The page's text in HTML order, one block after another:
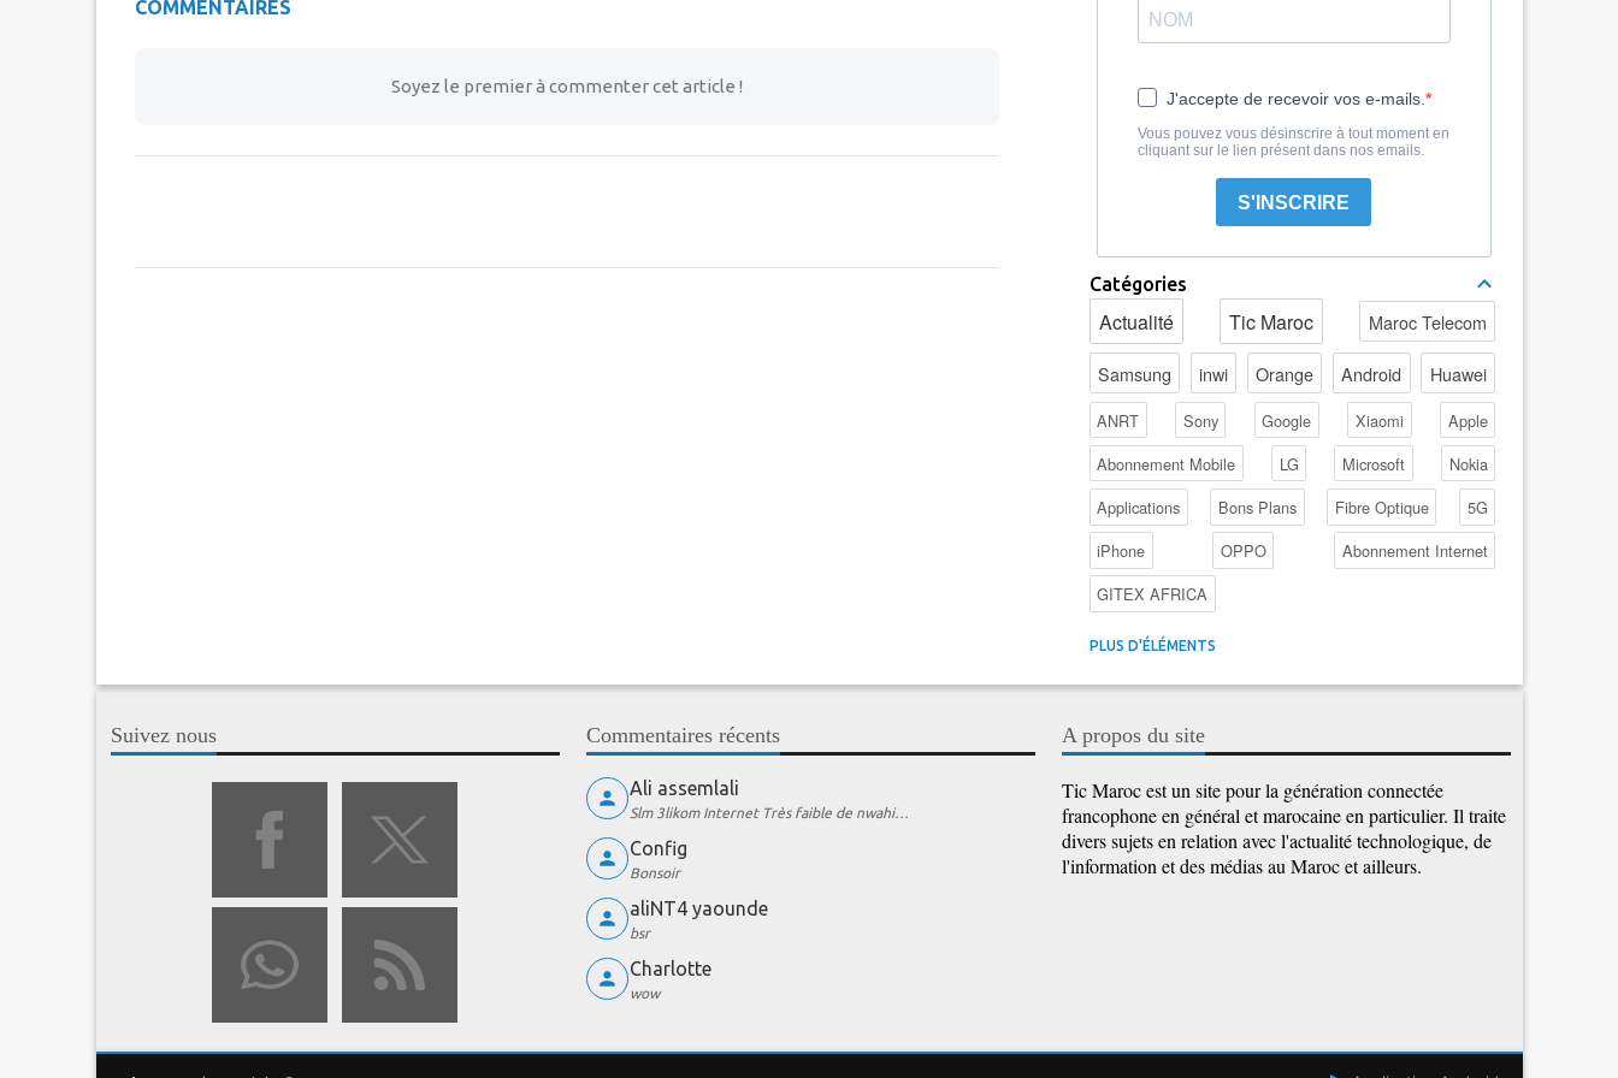
COMMENTAIRES
Soyez le premier à commenter cet article !
J'accepte de recevoir vos e-mails.
Vous pouvez vous désinscrire à tout moment en
cliquant sur le lien présent dans nos emails.
S'INSCRIRE
Catégories
Actualité Tic Maroc Maroc Telecom
Samsung inwi Orange Android Huawei
ANRT Sony Google Xiaomi
Apple
Abonnement Mobile
LG Microsoft
Nokia
Applications
Bons Plans Fibre Optique
5G
iPhone
OPPO
Abonnement Internet
GITEX AFRICA
4G au Maroc
Intelligence Artificielle
Cybersécurité
Promotions Maroc Telecom
PLUS D'ÉLÉMENTS
Suivez nous Commentaires récents
Ali assemlali
Slm 3likom Internet Très faible de nwahi…
Config
Bonsoir
aliNT4 yaounde
bsr
Charlotte
wow
A propos du site
Tic Maroc est un site pour la génération connectée
francophone en général et marocaine en particulier. Il traite
divers sujets en relation avec l'actualité technologique, de
l'information et des médias au Maroc et ailleurs.